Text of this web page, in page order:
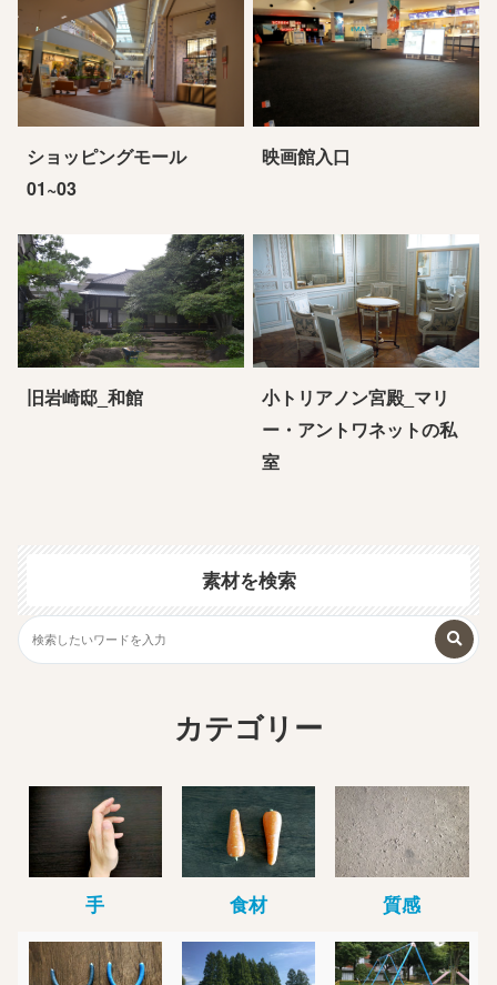
ショッピングモール
01~03
映画館入口
旧岩崎邸_和館
小トリアノン宮殿_マリ
ー・アントワネットの私
室
素材を検索
カテゴリー
手 食材 質感